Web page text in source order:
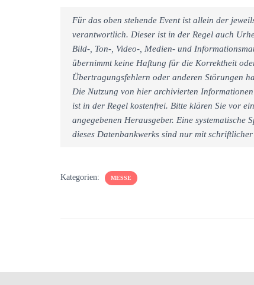
Für das oben stehende Event ist allein der
verantwortlich. Dieser ist in der Regel auch
Bild-, Ton-, Video-, Medien- und
übernimmt keine Haftung für die Korrektheit
Übertragungsfehlern oder anderen Störungen
Die Nutzung von hier archivierten
ist in der Regel kostenfrei. Bitte klären Sie vor
angegebenen Herausgeber. Eine systematische
dieses Datenbankwerks sind nur mit
Kategorien: MESSE